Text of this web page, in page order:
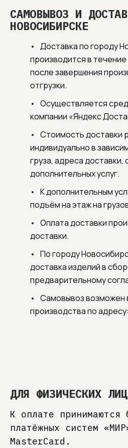
САМОВЫВОЗ И
НОВОСИБИРСКЕ
Доставка по городу
производится в
после завершения
отгрузки.
Осуществляется
компании «Яндекс
Стоимость доставки
индивидуально в
груза, адреса доставки,
дополнительных услуг.
К дополнительным
подъём на этаж на
Оплата доставки
доставки.
По городу
доставка изделий в
предварительному
Самовывоз возможен
производства по
ДЛЯ ФИЗИЧЕСКИХ ЛИЦ
К оплате принимаются
платёжных систем
MasterCard.